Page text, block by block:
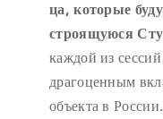
ца, которые
строящуюся
каждой из
драгоценным
объекта в